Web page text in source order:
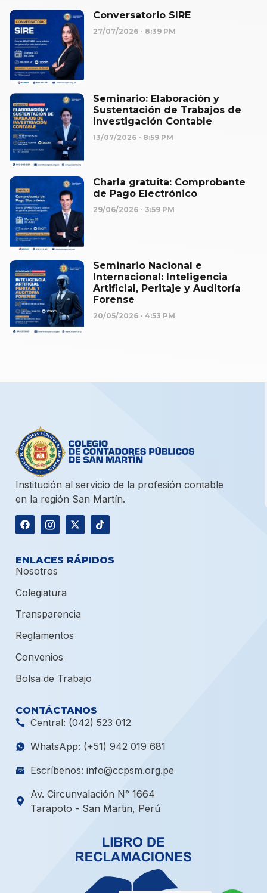
Conversatorio SIRE
27/07/2026 8:39 PM
Seminario: Elaboración y
Sustentación de Trabajos de
Investigación Contable
13/07/2026 8:59 PM
Charla gratuita: Comprobante
de Pago Electrónico
29/06/2026 3:59 PM
Seminario Nacional e
Internacional: Inteligencia
Artificial, Peritaje y Auditoría
Forense
20/05/2026 4:53 PM
Institución al servicio de la profesión contable
en la región San Martín.
ENLACES RÁPIDOS
Nosotros
Colegiatura
Transparencia
Reglamentos
Convenios
Bolsa de Trabajo
CONTÁCTANOS
Central: (042) 523 012
WhatsApp: (+51) 942 019 681
Escríbenos: info@ccpsm.org.pe
Av. Circunvalación N° 1664
Tarapoto - San Martin, Perú